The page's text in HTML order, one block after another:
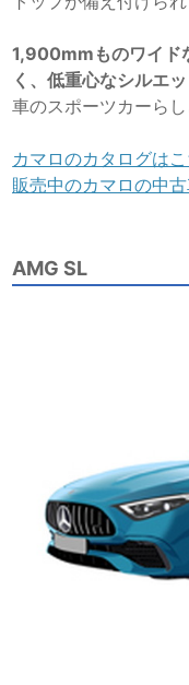
1,900mmものワイド
く、低重心なシルエ
車のスポーツカーら
カマロのカタログは
販売中のカマロの中
AMG SL